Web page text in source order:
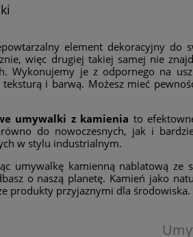
element dekoracyjny do
więc drugiej takiej samej nie
Wykonujemy je z odpornego na
i barwą. Możesz mieć
umywalki z kamienia to
do nowoczesnych, jak i
w stylu industrialnym.
umywalkę kamienną nablatową
o naszą planetę. Kamień jako
produkty przyjaznymi dla